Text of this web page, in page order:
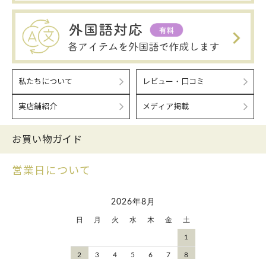
私たちについて レビュー・口コミ
実店舗紹介 メディア掲載
お買い物ガイド
営業日について
2026年8月
日 月 火 水 木 金 土
1
2 3 4 5 6 7 8